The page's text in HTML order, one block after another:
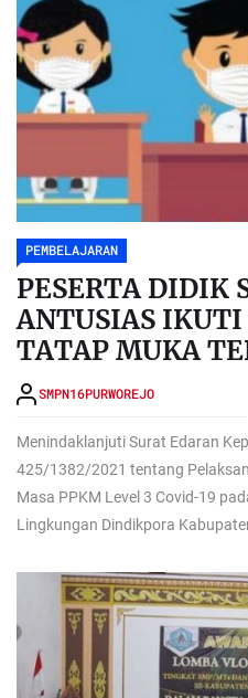
PEMBELAJARAN
PESERTA DIDIK
ANTUSIAS
TATAP MUKA
SMPN16PURWOREJO
Menindaklanjuti Surat Edaran
425/1382/2021 tentang
Masa PPKM Level 3 Covid-19
Lingkungan Dindikpora